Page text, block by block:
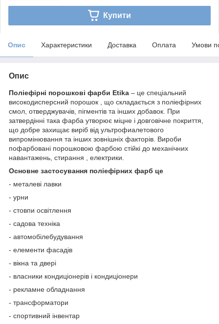
Купити
Опис Характеристики Доставка Оплата Умови
Опис
Поліефірні порошкові фарби Etika – це спеціальний
високодисперсний порошок , що складається з поліефірних
смол, отверджувачів, пігментів та інших добавок. При
затвердінні така фарба утворює міцне і довговічне покриття,
що добре захищає виріб від ультрофиалетового
випромінювання та інших зовнішніх факторів. Вироби
пофарбовані порошковою фарбою стійкі до механічних
навантажень, стирання , електрики.
Основне застосування поліефірних фарб це
- металеві лавки
- урни
- стовпи освітлення
- садова техніка
- автомобілебудування
- елементи фасадів
- вікна та двері
- власники кондиціонерів і кондиціонери
- рекламне обладнання
- трансформатори
- спортивний інвентар